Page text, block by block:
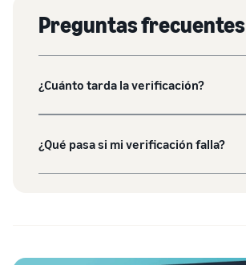
Preguntas frecuentes
¿Cuánto tarda la verificación?
¿Qué pasa si mi verificación falla?